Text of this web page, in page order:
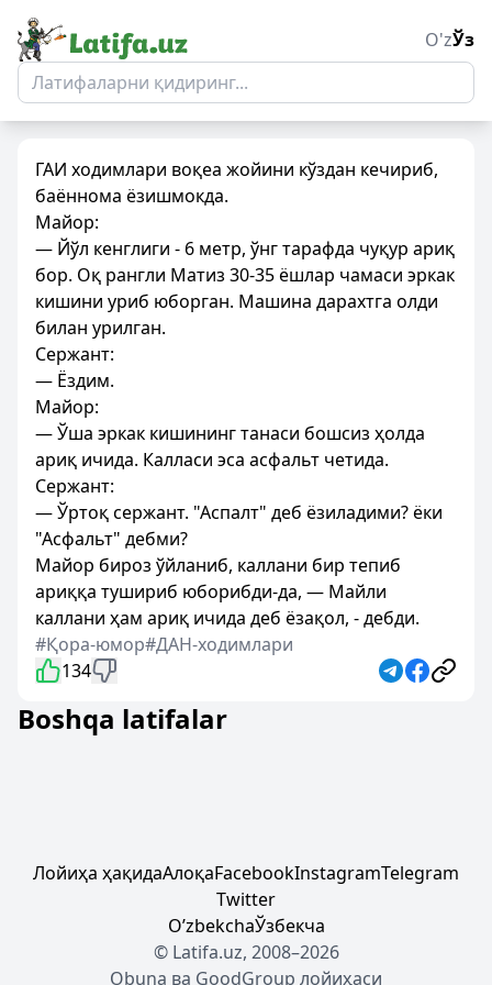
O'zЎз
ГАИ ходимлари воқеа жойини кўздан кечириб,
баённома ёзишмокда.
Майор:
— Йўл кенглиги - 6 метр, ўнг тарафда чуқур ариқ
бор. Оқ рангли Матиз 30-35 ёшлар чамаси эркак
кишини уриб юборган. Машина дарахтга олди
билан урилган.
Сержант:
— Ёздим.
Майор:
— Ўша эркак кишининг танаси бошсиз ҳолда
ариқ ичида. Калласи эса асфальт четида.
Сержант:
— Ўртоқ сержант. "Аспалт" деб ёзиладими? ёки
"Асфальт" дебми?
Майор бироз ўйланиб, каллани бир тепиб
ариққа тушириб юборибди-да, — Майли
каллани ҳам ариқ ичида деб ёзақол, - дебди.
#Қора-юмор#ДАН-ходимлари
134
Boshqa latifalar
Лойиҳа ҳақидаАлоқаFacebookInstagramTelegram
Twitter
OʼzbekchaЎзбекча
© Latifa.uz, 2008–2026
Obuna ва GoodGroup лойиҳаси